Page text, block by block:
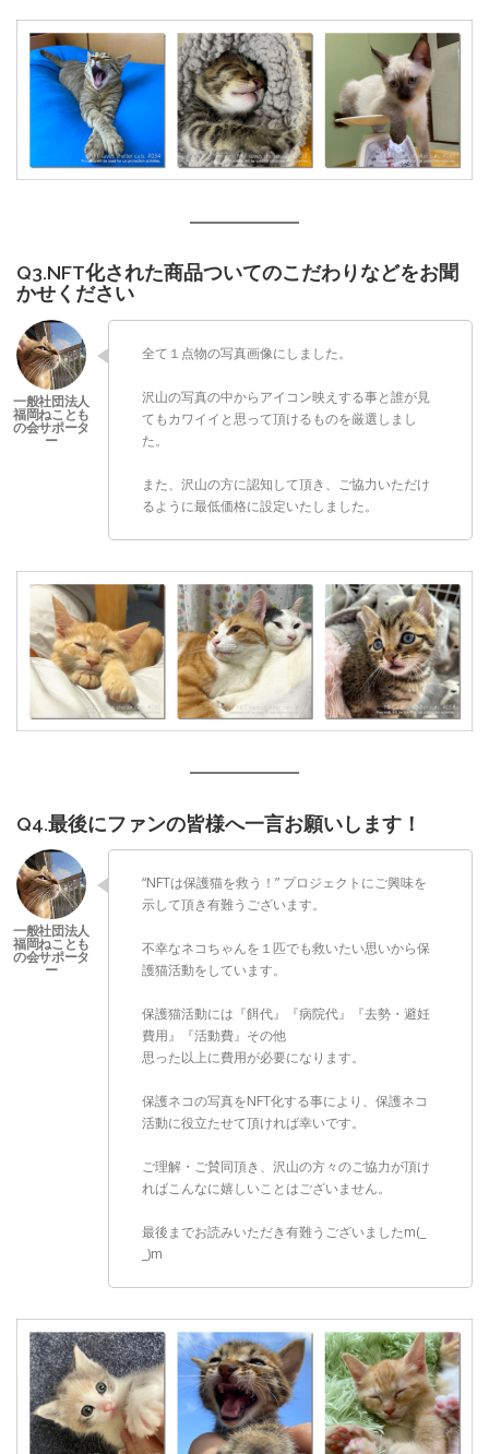
Q3.NFT化された商品ついてのこだわりなどをお聞
かせください
全て１点物の写真画像にしました。
沢山の写真の中からアイコン映えする事と誰が見
てもカワイイと思って頂けるものを厳選しまし
た。
また、沢山の方に認知して頂き、ご協力いただけ
るように最低価格に設定いたしました。
Q4.最後にファンの皆様へ一言お願いします！
“NFTは保護猫を救う！” プロジェクトにご興味を
示して頂き有難うございます。
不幸なネコちゃんを１匹でも救いたい思いから保
護猫活動をしています。
保護猫活動には『餌代』『病院代』『去勢・避妊
費用』『活動費』その他
思った以上に費用が必要になります。
保護ネコの写真をNFT化する事により、保護ネコ
活動に役立たせて頂ければ幸いです。
ご理解・ご賛同頂き、沢山の方々のご協力が頂け
ればこんなに嬉しいことはございません。
最後までお読みいただき有難うございましたm(_
_)m